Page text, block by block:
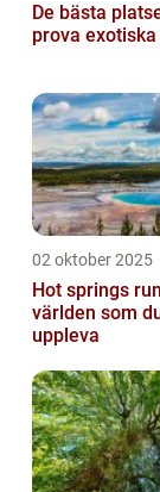
De bästa
prova
02 oktober 2025
Hot springs
världen som
uppleva